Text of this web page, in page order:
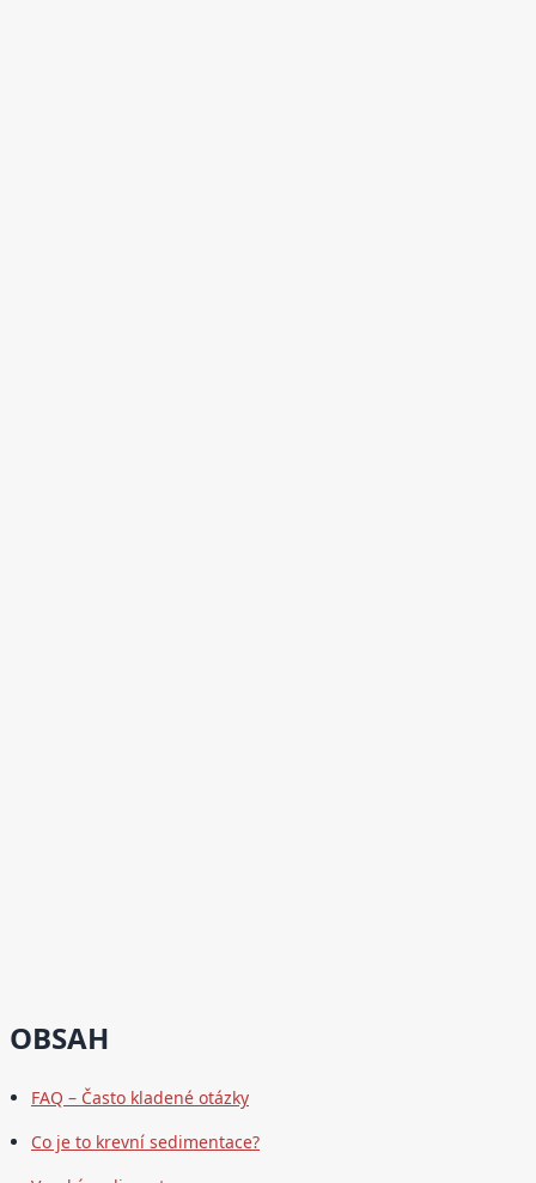
OBSAH
FAQ – Často kladené otázky
Co je to krevní sedimentace?